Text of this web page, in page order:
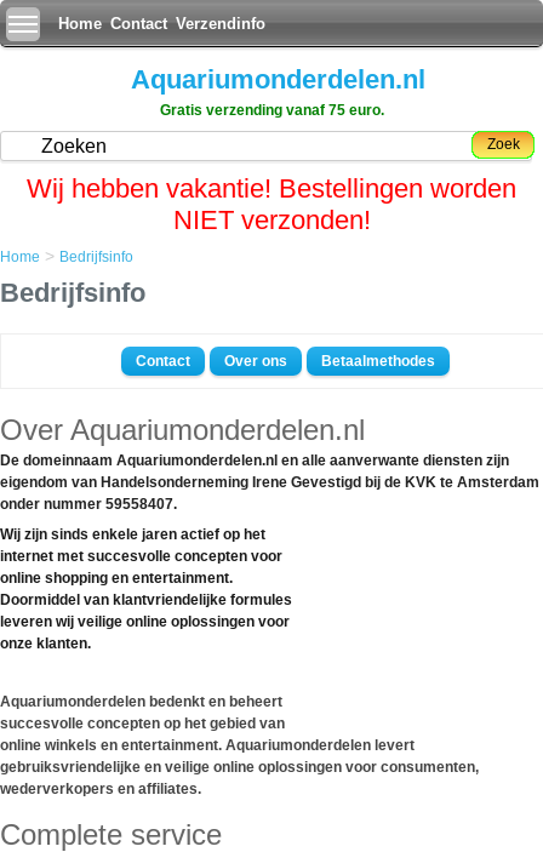
Home Contact Verzendinfo
Aquariumonderdelen.nl
Gratis verzending vanaf 75 euro.
Zoek
Wij hebben vakantie! Bestellingen worden
NIET verzonden!
Home > Bedrijfsinfo
Bedrijfsinfo
Contact Over ons Betaalmethodes
Over Aquariumonderdelen.nl
De domeinnaam Aquariumonderdelen.nl en alle aanverwante diensten zijn
eigendom van Handelsonderneming Irene Gevestigd bij de KVK te Amsterdam
onder nummer 59558407.
Wij zijn sinds enkele jaren actief op het
internet met succesvolle concepten voor
online shopping en entertainment.
Doormiddel van klantvriendelijke formules
leveren wij veilige online oplossingen voor
onze klanten.
Aquariumonderdelen bedenkt en beheert
succesvolle concepten op het gebied van
online winkels en entertainment. Aquariumonderdelen levert
gebruiksvriendelijke en veilige online oplossingen voor consumenten,
wederverkopers en affiliates.
Complete service